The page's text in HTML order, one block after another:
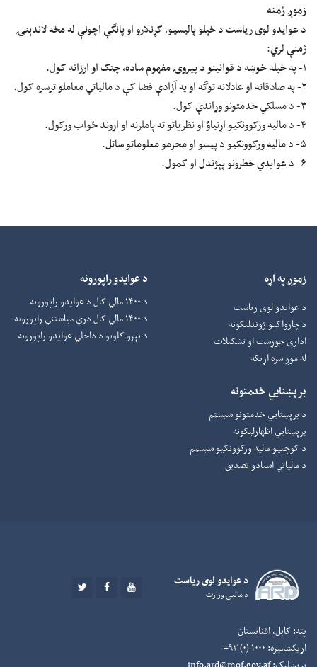
زموږ ژمنه
د عوايدو لوی رياست د خپلو پالیسیو، کړنلارو او پانگې اچونې له مخه لاندېنۍ
ژمنې لري:
۱- په خپله خوښه د قوانینو د پيروۍ مفهوم ساده، چټک او ارزانه کول.
۲- په صادقانه او عادلانه توگه او په آزادې فضا کې د مالیاتي معاملو ترسره کول.
۳- د مسلکي خدمتونو وړاندې کول.
۴- د مالیه ورکوونکيو اړتیاؤ او نظریاتو ته پاملرنه او اړوند ځواب ورکول.
۵- د مالیه ورکوونکيو د پیسو او محرمو معلوماتو ساتل.
۶- د عوایدي خطرونو پېژندل او کمول.
زموږ په اړه
د عوایدو لوی ریاست
د چارواکيو ژوندلیکونه
اداري جوړښت او تشکیلات
له موږ سره اړیکه
د عوایدو راپورونه
د ۱۴۰۰ مالي کال د عوایدو راپورونه
د ۱۴۰۰ مالي کال درې میاشتني راپورونه
د تېرو کلونو د داخلي عوایدو راپورونه
برېښنایي خدمتونه
د برېښنايي خدمتونو سیسټم
برېښنايي اظهارلیکونه
د کوچنیو مالیه ورکوونکيو سیسټم
د مالیاتي اسنادو تصدیق
د عوايدو لوی رياست
د ماليې وزارت
YOUTUBE
FACEBOOK
TWITTER
پته:کابل، افغانستان
اړیکشمېره: